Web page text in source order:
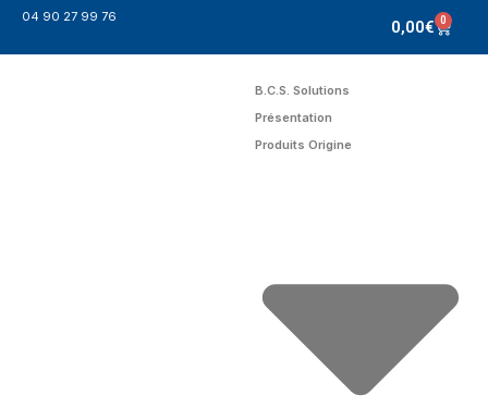
04 90 27 99 76
0,00€ 0
B.C.S. Solutions
Présentation
Produits Origine